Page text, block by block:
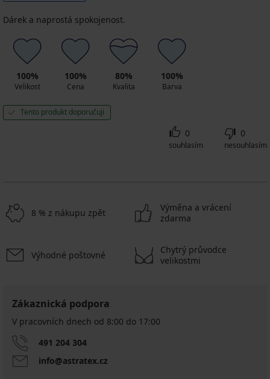
Dárek a naprostá spokojenost.
100%
Velikost
100%
Cena
80%
Kvalita
100%
Barva
Tento produkt doporučuji
0
souhlasím
0
nesouhlasím
8 % z nákupu zpět
Výměna a vrácení
zdarma
Výhodné poštovné
Chytrý průvodce
velikostmi
Zákaznická podpora
V pracovních dnech od 8:00 do 17:00
491 204 304
info@astratex.cz